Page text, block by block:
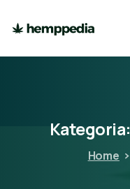
Kategoria:
Home